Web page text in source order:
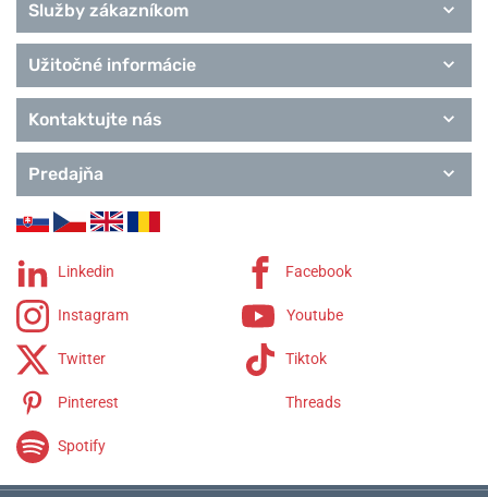
Služby zákazníkom
Užitočné informácie
Kontaktujte nás
Predajňa
Linkedin Facebook
Instagram Youtube
Twitter Tiktok
Pinterest Threads
Spotify